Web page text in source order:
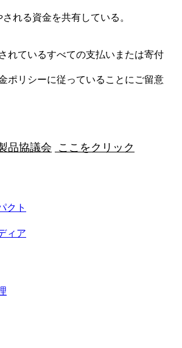
れる資金を共有している。
れているすべての支払いまたは寄付
ポリシーに従っていることにご留意
品協議会 ここをクリック
クト
ィア